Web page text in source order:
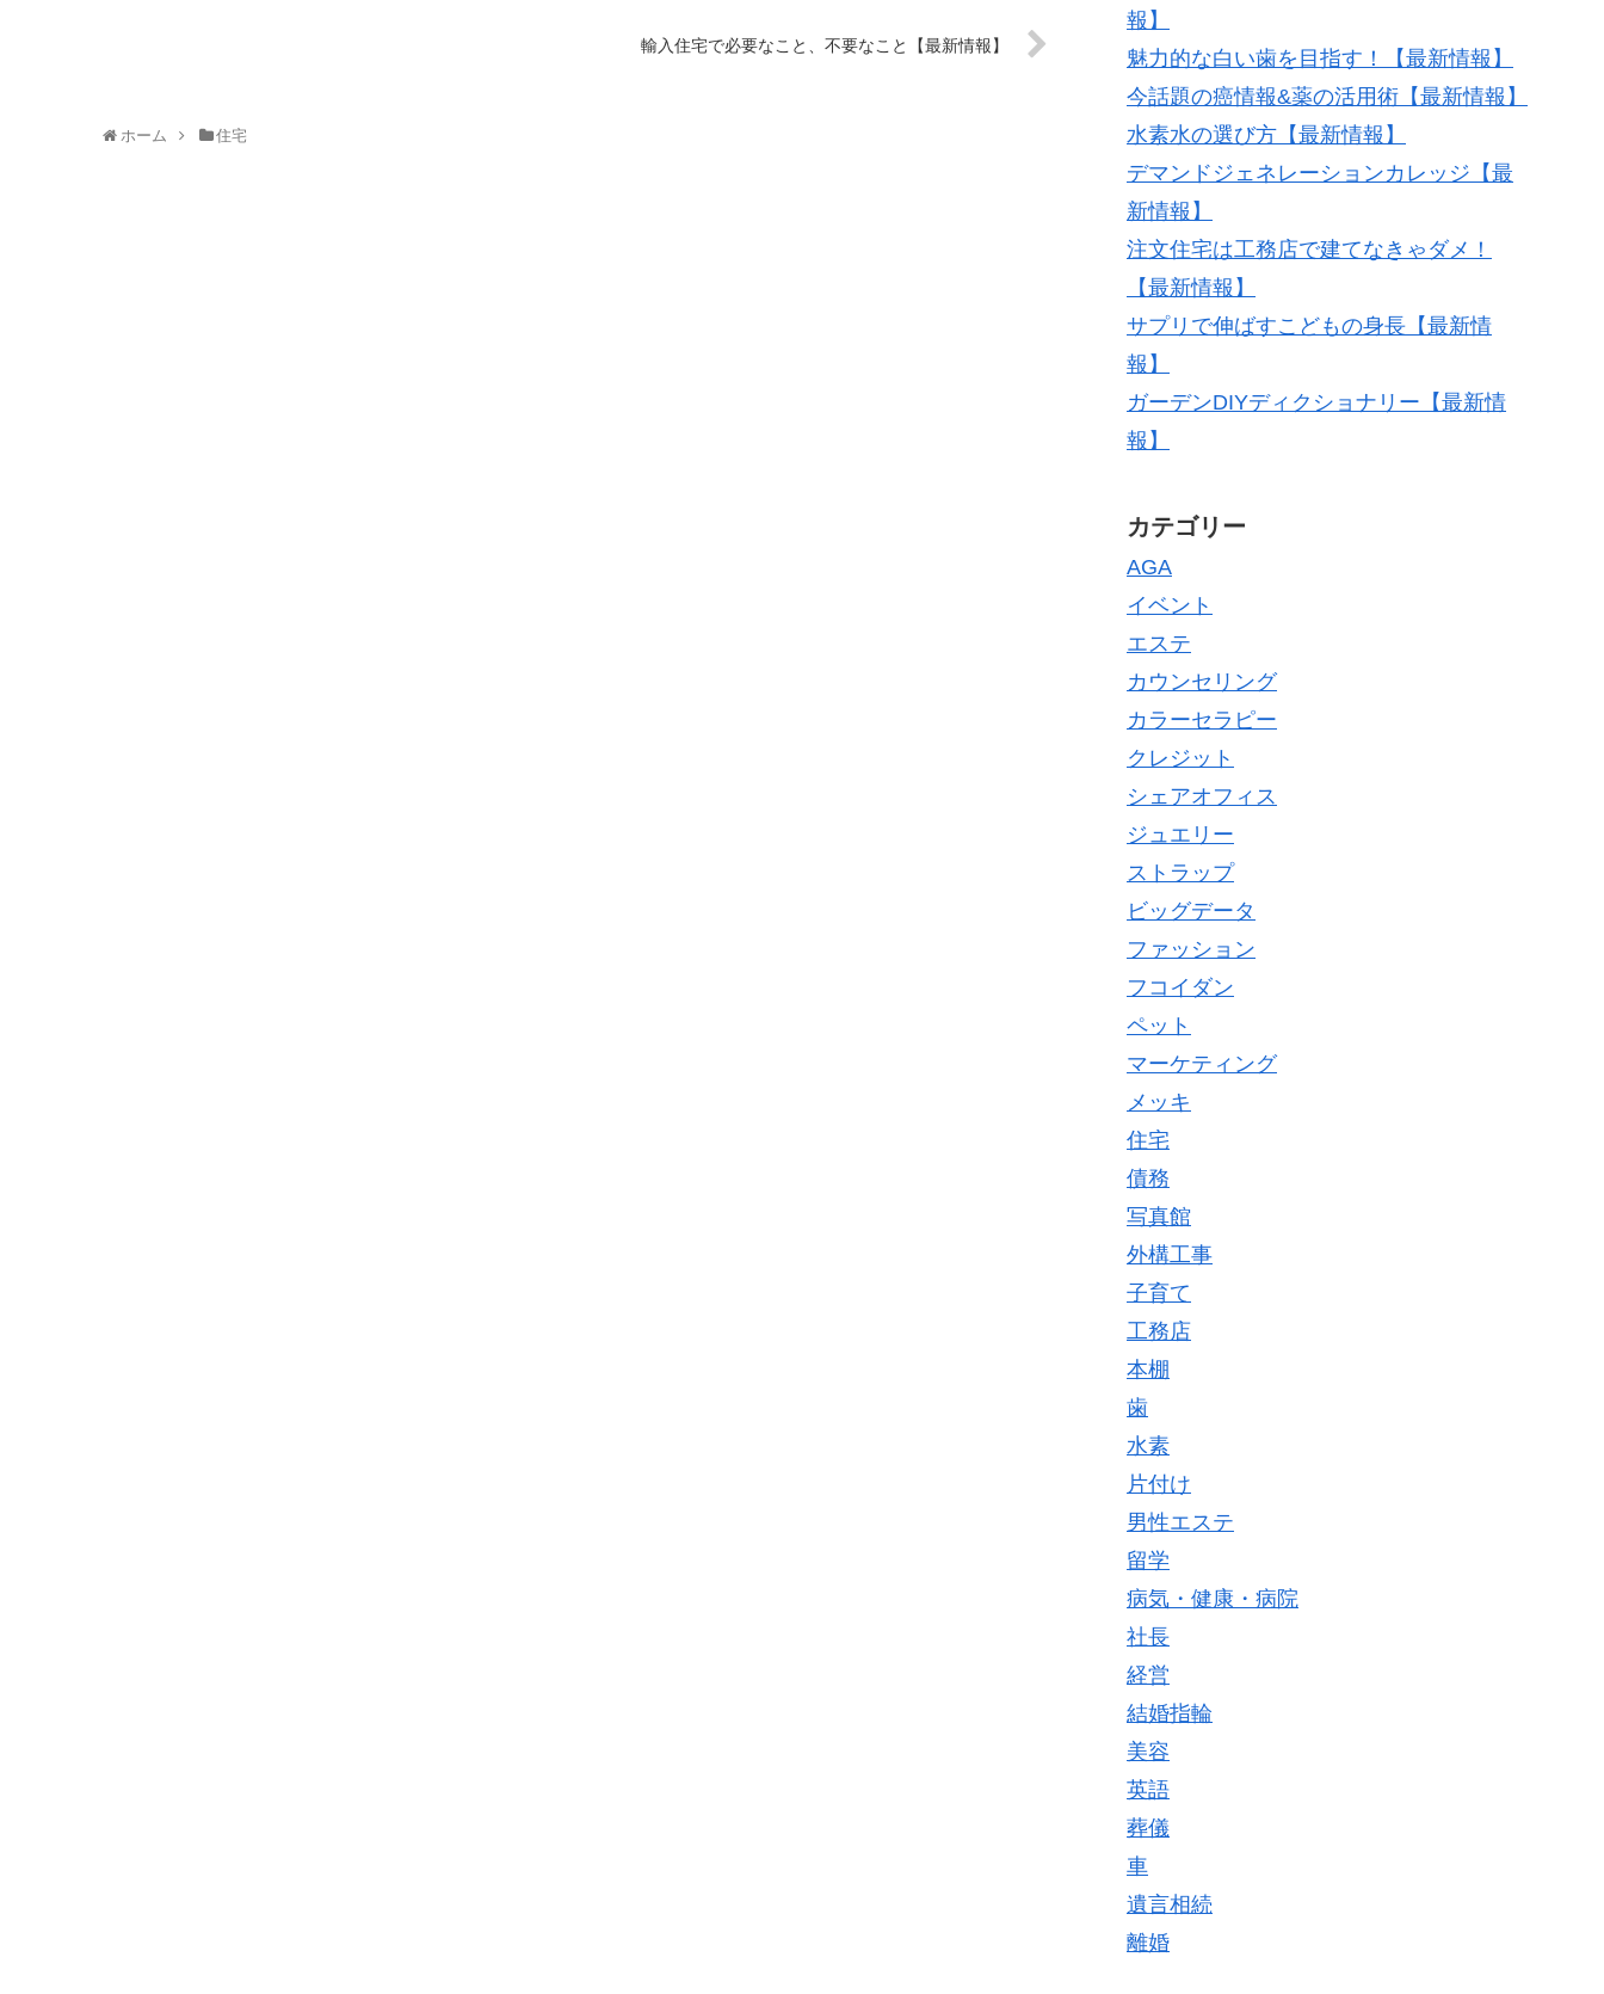
輸入住宅で必要なこと、不要なこと【最新情報】
ホーム 住宅
報】
魅力的な白い歯を目指す！【最新情報】
今話題の癌情報&薬の活用術【最新情報】
水素水の選び方【最新情報】
デマンドジェネレーションカレッジ【最
新情報】
注文住宅は工務店で建てなきゃダメ！
【最新情報】
サプリで伸ばすこどもの身長【最新情
報】
ガーデンDIYディクショナリー【最新情
報】
カテゴリー
AGA
イベント
エステ
カウンセリング
カラーセラピー
クレジット
シェアオフィス
ジュエリー
ストラップ
ビッグデータ
ファッション
フコイダン
ペット
マーケティング
メッキ
住宅
債務
写真館
外構工事
子育て
工務店
本棚
歯
水素
片付け
男性エステ
留学
病気・健康・病院
社長
経営
結婚指輪
美容
英語
葬儀
車
遺言相続
離婚